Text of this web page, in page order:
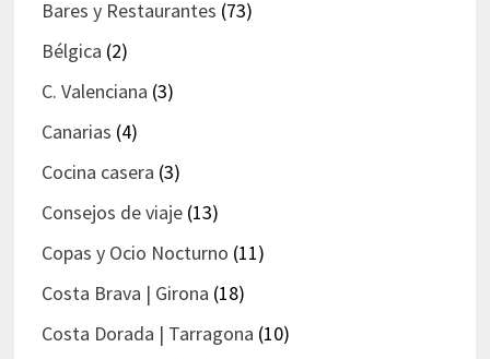
Bares y Restaurantes (73)
Bélgica (2)
C. Valenciana (3)
Canarias (4)
Cocina casera (3)
Consejos de viaje(13)
Copas y Ocio Nocturno (11)
Costa Brava | Girona (18)
Costa Dorada | Tarragona (10)